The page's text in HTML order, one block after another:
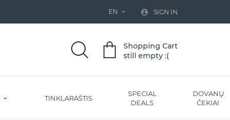
EN   SIGN IN
Shopping Cart
still empty :(
TINKLARAŠTIS
SPECIAL
DEALS
DOVANŲ
ČEKIAI